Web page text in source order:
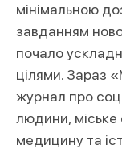
мінімальною
завданням
почало
цілями. Зараз
журнал про
людини, міське
медицину та